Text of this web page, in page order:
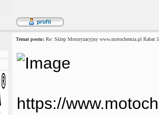
Temat postu: Re: Sklep Motoryzacyjny www.motochemia.pl Rabat
https://